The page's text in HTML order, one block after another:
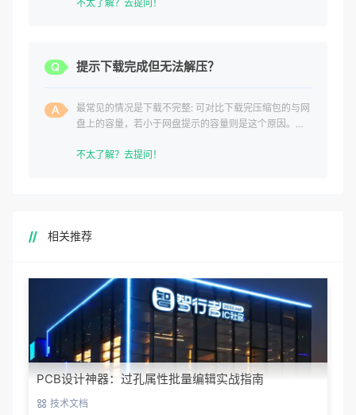
不太了解？去提问！
提示下载完成但无法解压？
最常见的情况是下载不完整: 可对比下载完压缩包的与网
盘上的容量，若小于网盘提示的容量则是这个原因。这
不太了解？去提问！
相关推荐
PCB设计神器：过孔属性批量编辑实战指南
技术文档